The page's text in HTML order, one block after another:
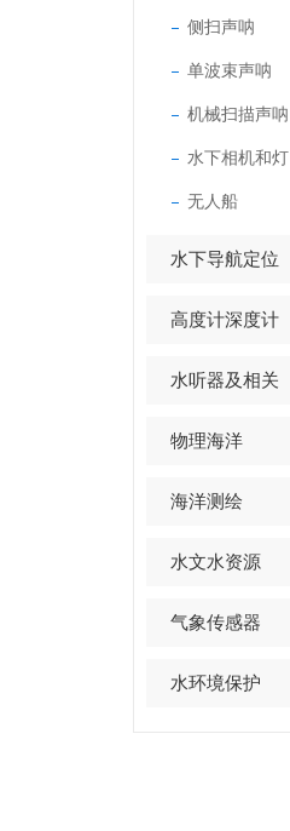
侧扫声呐
单波束声呐
机械扫描声呐
水下相机和灯
无人船
水下导航定位
高度计深度计
水听器及相关
物理海洋
海洋测绘
水文水资源
气象传感器
水环境保护